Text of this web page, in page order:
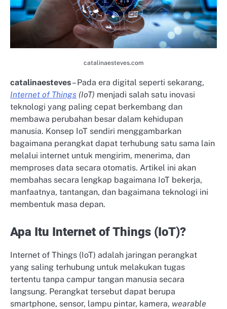
catalinaesteves.com
catalinaesteves– Pada era digital seperti sekarang,
Internet of Things (IoT) menjadi salah satu inovasi
teknologi yang paling cepat berkembang dan
membawa perubahan besar dalam kehidupan
manusia. Konsep IoT sendiri menggambarkan
bagaimana perangkat dapat terhubung satu sama lain
melalui internet untuk mengirim, menerima, dan
memproses data secara otomatis. Artikel ini akan
membahas secara lengkap bagaimana IoT bekerja,
manfaatnya, tantangan, dan bagaimana teknologi ini
membentuk masa depan.
Apa Itu Internet of Things (IoT)?
Internet of Things (IoT) adalah jaringan perangkat
yang saling terhubung untuk melakukan tugas
tertentu tanpa campur tangan manusia secara
langsung. Perangkat tersebut dapat berupa
smartphone, sensor, lampu pintar, kamera, wearable